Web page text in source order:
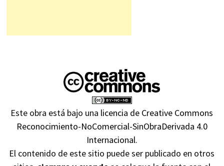
Este obra está bajo una licencia de Creative Commons
Reconocimiento-NoComercial-SinObraDerivada 4.0
Internacional.
El contenido de este sitio puede ser publicado en otros